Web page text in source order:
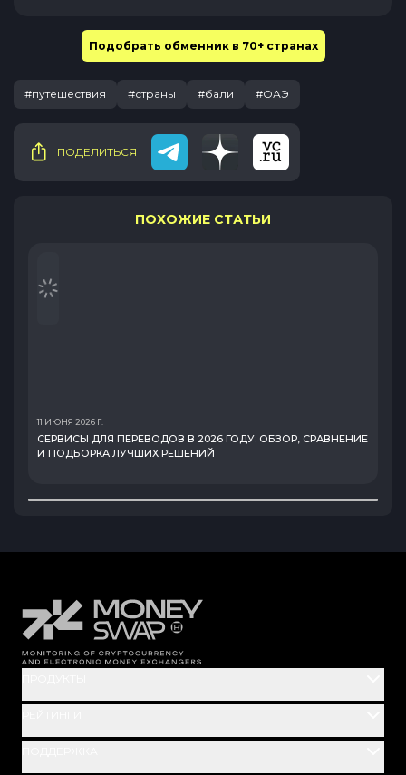
Подобрать обменник в 70+ странах
#путешествия #страны #бали #ОАЭ
ПОДЕЛИТЬСЯ
ПОХОЖИЕ СТАТЬИ
11 ИЮНЯ 2026 Г.
СЕРВИСЫ ДЛЯ ПЕРЕВОДОВ В 2026 ГОДУ: ОБЗОР, СРАВНЕНИЕ
И ПОДБОРКА ЛУЧШИХ РЕШЕНИЙ